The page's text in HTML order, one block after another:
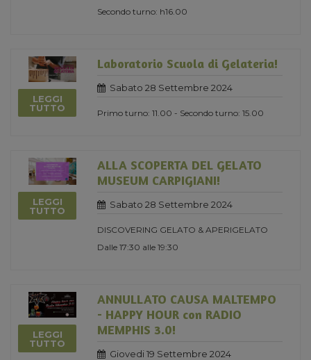
Secondo turno: h16.00
LEGGI
TUTTO
Laboratorio Scuola di Gelateria!
Sabato 28 Settembre 2024
Primo turno: 11.00 - Secondo turno: 15.00
LEGGI
TUTTO
ALLA SCOPERTA DEL GELATO
MUSEUM CARPIGIANI!
Sabato 28 Settembre 2024
DISCOVERING GELATO & APERIGELATO
Dalle 17:30 alle 19:30
LEGGI
TUTTO
ANNULLATO CAUSA MALTEMPO
- HAPPY HOUR con RADIO
MEMPHIS 3.0!
Giovedi 19 Settembre 2024